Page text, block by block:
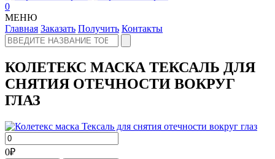
0
МЕНЮ
Главная Заказать Получить Контакты
КОЛЕТЕКС МАСКА ТЕКСАЛЬ ДЛЯ
СНЯТИЯ ОТЕЧНОСТИ ВОКРУГ
ГЛАЗ
0₽